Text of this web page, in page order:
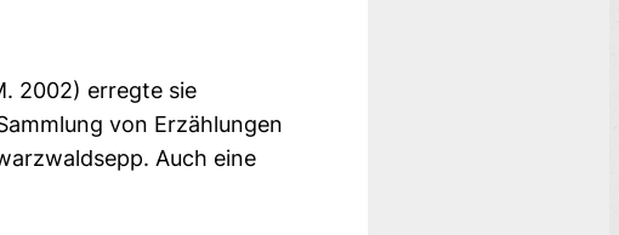
2002) erregte sie
von Erzählungen
Auch eine